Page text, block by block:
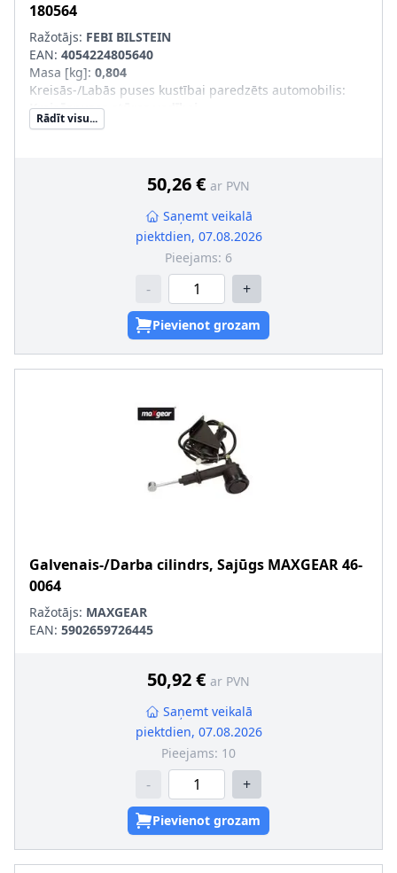
180564
Ražotājs: FEBI BILSTEIN
EAN: 4054224805640
Masa [kg]: 0,804
Kreisās-/Labās puses kustībai paredzēts automobilis:
Kreisāspuses stūres vadībai
Rādīt visu...
50,26 € ar PVN
Saņemt veikalā
piektdien, 07.08.2026
Pieejams: 6
- +
Pievienot grozam
Galvenais-/Darba cilindrs, Sajūgs MAXGEAR46-
0064
Ražotājs: MAXGEAR
EAN: 5902659726445
50,92 € ar PVN
Saņemt veikalā
piektdien, 07.08.2026
Pieejams: 10
- +
Pievienot grozam